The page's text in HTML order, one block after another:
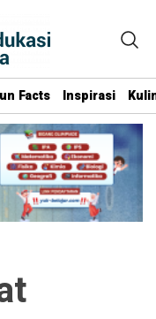
Facts Inspirasi